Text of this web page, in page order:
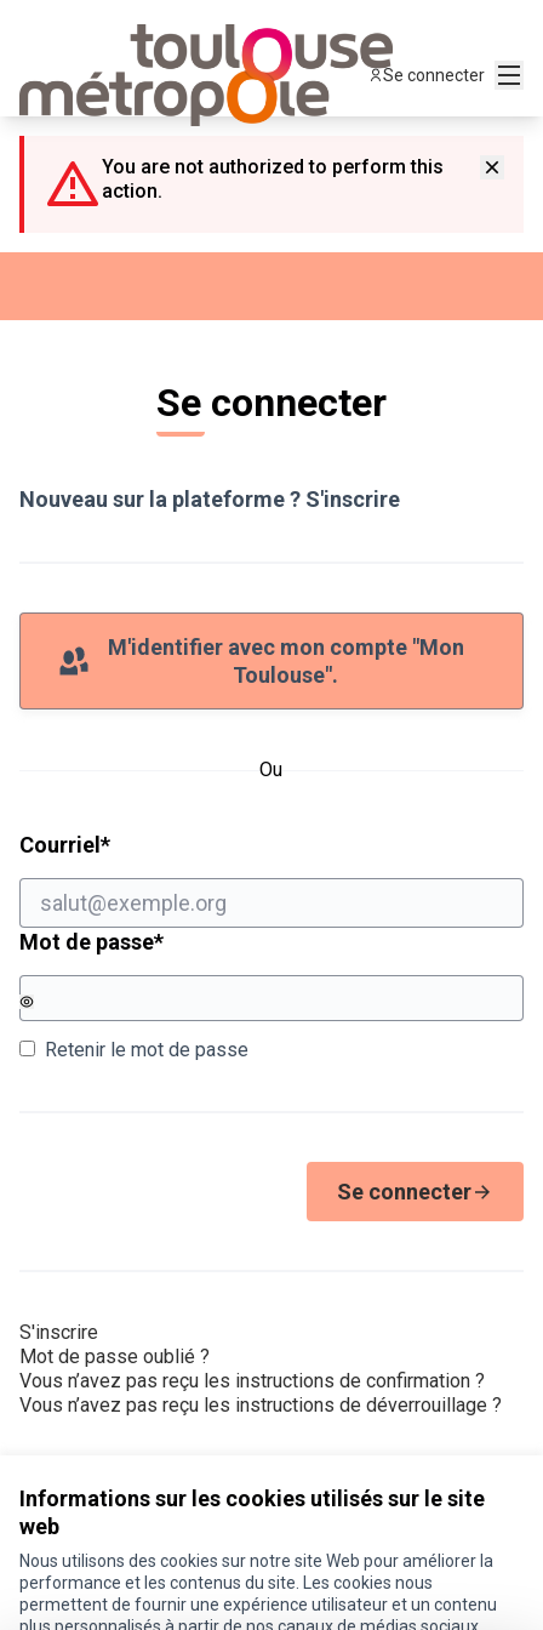
Informations sur les cookies utilisés sur le site
web
Nous utilisons des cookies sur notre site Web pour améliorer la
performance et les contenus du site. Les cookies nous
permettent de fournir une expérience utilisateur et un contenu
Se connecter
You are not authorized to perform this
action.
Se connecter
Nouveau sur la plateforme ? S'inscrire
M'identifier avec mon compte "Mon
Toulouse".
Ou
Courriel *Champ obligatoire
Mot de passe*Champ obligatoire
Retenir le mot de passe
Se connecter
S'inscrire
Mot de passe oublié ?
Vous n’avez pas reçu les instructions de confirmation ?
Vous n’avez pas reçu les instructions de déverrouillage ?
Conditions d'utilisation
Paramètres des cookies
Je participe ! sur X
Je participe ! sur Facebook
Je participe ! sur Instagram